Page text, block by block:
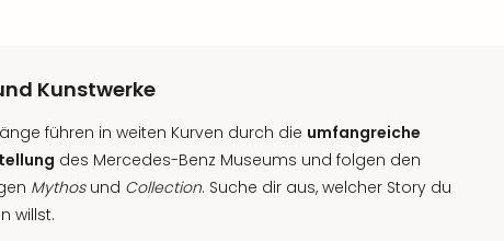
Kunstwerke
führen in weiten Kurven durch die umfangreiche
des Mercedes-Benz Museums und folgen den
Mythosund Collection. Suche dir aus, welcher Story du
willst.